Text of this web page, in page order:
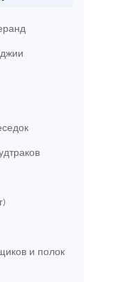
и полок